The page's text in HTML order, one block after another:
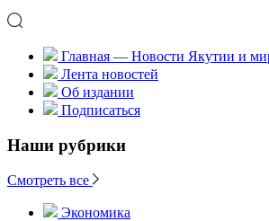
Главная — Новости Якутии и
Лента новостей
Об издании
Подписаться
Наши рубрики
Смотреть все
Экономика